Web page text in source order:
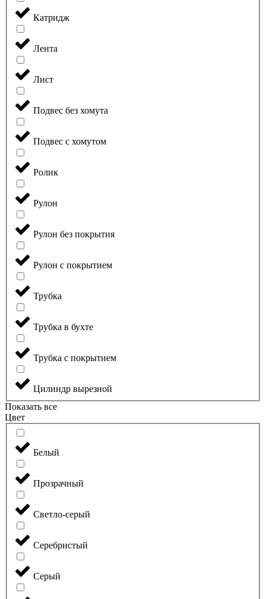
Катридж
Лента
Лист
Подвес без хомута
Подвес с хомутом
Ролик
Рулон
Рулон без покрытия
Рулон с покрытием
Трубка
Трубка в бухте
Трубка с покрытием
Цилиндр вырезной
Показать все
Цвет
Белый
Прозрачный
Светло-серый
Серебристый
Серый